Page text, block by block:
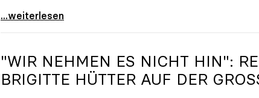
Holzleitner empfing uniko-Spitze zum Austausch
...weiterlesen
"WIR NEHMEN ES NICHT HIN":
BRIGITTE HÜTTER AUF DER